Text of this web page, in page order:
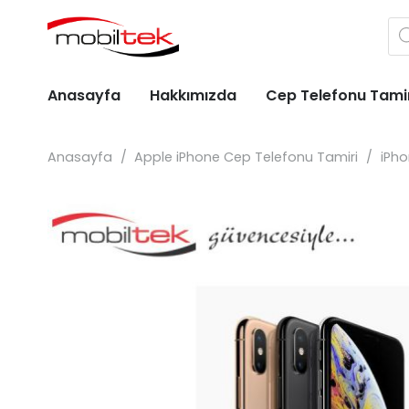
Anasayfa Hakkımızda Cep Telefonu
Anasayfa / Apple iPhone Cep Telefonu Tamiri /